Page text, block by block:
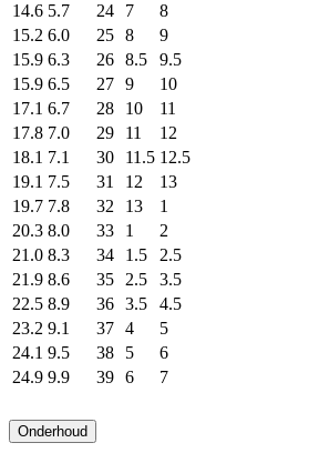
14.6 5.7 24 7
8
15.2 6.0 25 8
9
15.9 6.3 26 8.5
9.5
15.9 6.5 27 9
10
17.1 6.7 28 10
11
17.8 7.0 29 11
12
18.1 7.1 30 11.5 12.5
19.1 7.5 31 12
13
19.7 7.8 32 13
1
20.3 8.0 33 1
2
21.0 8.3 34 1.5
2.5
21.9 8.6 35 2.5
3.5
22.5 8.9 36 3.5
4.5
23.2 9.1 37 4
5
24.1 9.5 38 5
6
24.9 9.9 39 6 7
Onderhoud